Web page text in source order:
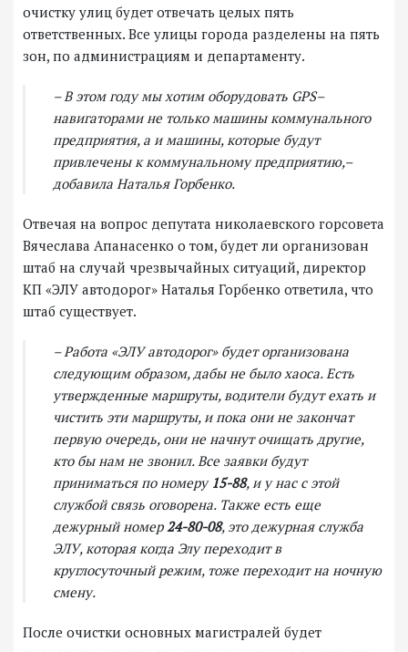
очистку улиц будет отвечать целых пять
ответственных. Все улицы города разделены на пять
зон, по администрациям и департаменту.
– В этом году мы хотим оборудовать GPS–
навигаторами не только машины коммунального
предприятия, а и машины, которые будут
привлечены к коммунальному предприятию,–
добавила Наталья Горбенко.
Отвечая на вопрос депутата николаевского горсовета
Вячеслава Апанасенко о том, будет ли организован
штаб на случай чрезвычайных ситуаций, директор
КП «ЭЛУ автодорог» Наталья Горбенко ответила, что
штаб существует.
– Работа «ЭЛУ автодорог» будет организована
следующим образом, дабы не было хаоса. Есть
утвержденные маршруты, водители будут ехать и
чистить эти маршруты, и пока они не закончат
первую очередь, они не начнут очищать другие,
кто бы нам не звонил. Все заявки будут
приниматься по номеру 15-88, и у нас с этой
службой связь оговорена. Также есть еще
дежурный номер 24-80-08, это дежурная служба
ЭЛУ, которая когда Элу переходит в
круглосуточный режим, тоже переходит на ночную
смену.
После очистки основных магистралей будет